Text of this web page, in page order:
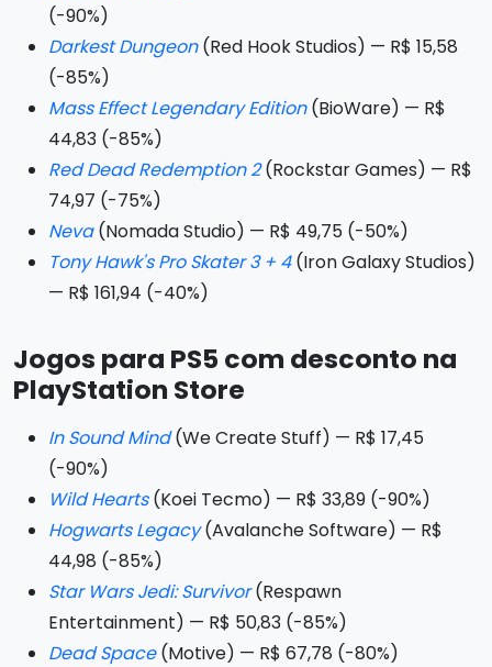
(-90%)
Darkest Dungeon(Red Hook Studios) — R$ 15,58
(-85%)
Mass Effect Legendary Edition(BioWare) — R$
44,83 (-85%)
Red Dead Redemption 2(Rockstar Games) — R$
74,97 (-75%)
Neva(Nomada Studio) — R$ 49,75 (-50%)
Tony Hawk's Pro Skater 3 + 4(Iron Galaxy Studios)
— R$ 161,94 (-40%)
Jogos para PS5 com desconto na
PlayStation Store
In Sound Mind(We Create Stuff) — R$ 17,45
(-90%)
Wild Hearts(Koei Tecmo) — R$ 33,89 (-90%)
Hogwarts Legacy(Avalanche Software) — R$
44,98 (-85%)
Star Wars Jedi: Survivor(Respawn
Entertainment) — R$ 50,83 (-85%)
Dead Space(Motive) — R$ 67,78 (-80%)